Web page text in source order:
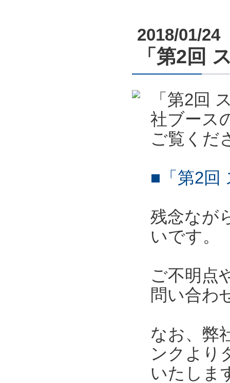
2018/01/24
「第2回
「第2回
社ブース
ご覧くだ
■「第2回
残念なが
いです。
ご不明点
問い合わ
なお、弊
ンクより
いたしま